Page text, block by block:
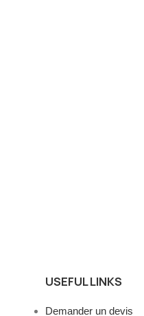
USEFUL LINKS
Demander un devis